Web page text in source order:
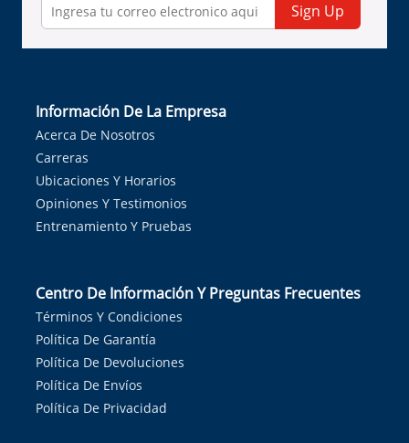
Sign Up
Información De La Empresa
Acerca De Nosotros
Carreras
Ubicaciones Y Horarios
Opiniones Y Testimonios
Entrenamiento Y Pruebas
Centro De Información Y Preguntas Frecuentes
Términos Y Condiciones
Política De Garantía
Política De Devoluciones
Política De Envíos
Política De Privacidad